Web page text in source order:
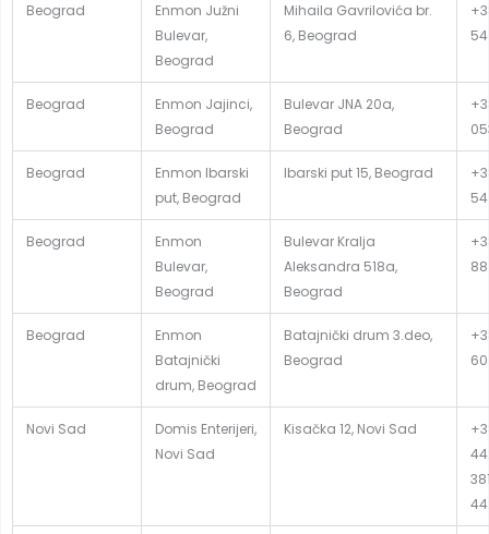
Beograd
Enmon Južni
Bulevar,
Beograd
Mihaila Gavrilovića br.
6, Beograd
Beograd
Enmon Jajinci,
Beograd
Bulevar JNA 20a,
Beograd
Beograd
Enmon Ibarski
put, Beograd
Ibarski put 15, Beograd
Beograd
Enmon
Bulevar,
Beograd
Bulevar Kralja
Aleksandra 518a,
Beograd
Beograd
Enmon
Batajnički
drum, Beograd
Batajnički drum 3.deo,
Beograd
Novi Sad
Domis Enterijeri,
Novi Sad
Kisačka 12, Novi Sad